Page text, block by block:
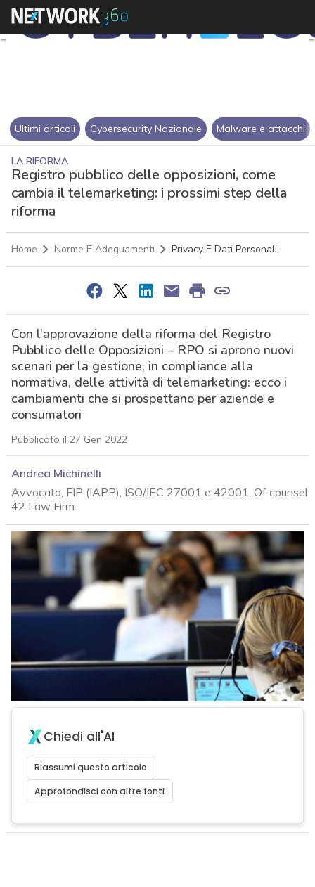
Ultimi articoli Cybersecurity Nazionale Malware e attacchi
LA RIFORMA
Registro pubblico delle opposizioni, come
cambia il telemarketing: i prossimi step della
riforma
Home Norme E Adeguamenti Privacy E Dati Personali
Con l’approvazione della riforma del Registro
Pubblico delle Opposizioni – RPO si aprono nuovi
scenari per la gestione, in compliance alla
normativa, delle attività di telemarketing: ecco i
cambiamenti che si prospettano per aziende e
consumatori
Pubblicato il 27 Gen 2022
Andrea Michinelli
Avvocato, FIP (IAPP), ISO/IEC 27001 e 42001, Of counsel
42 Law Firm
Chiedi all'AI
Riassumi questo articolo
Approfondisci con altre fonti